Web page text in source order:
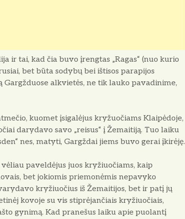
ir tai, kad čia buvo įrengtas „Ragas“ (nuo kurio
bet būta sodybų bei ištisos parapijos
alkvietės, ne tik lauko pavadinime,
kuomet įsigalėjus kryžuočiams Klaipėdoje,
darydavo savo „reisus“ į Žemaitiją. Tuo laiku
nes, matyti, Gargždai jiems buvo gerai įkirėję.
paveldėjus juos kryžiuočiams, kaip
bet jokiomis priemonėmis nepa­vyko
kryžiuočius iš Žemaitijos, bet ir patį jų
kovoje su vis stiprė­jančiais kryžiuočiais,
gynimą. Kad pra­nešus laiku apie puolantį